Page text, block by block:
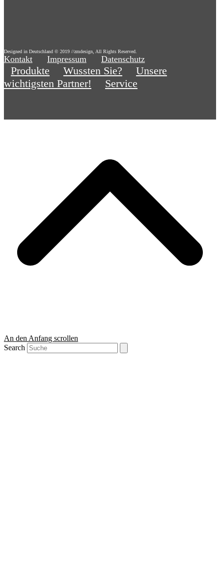
Designed in Deutschland © 2019 //zmdesign, All Rights Reserved.
Kontakt Impressum Datenschutz
Produkte Wussten Sie?
Unsere
wichtigsten Partner!
Service
An den Anfang scrollen
Search